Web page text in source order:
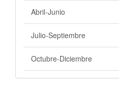
Abril-Junio
Julio-Septiembre
Octubre-Diciembre